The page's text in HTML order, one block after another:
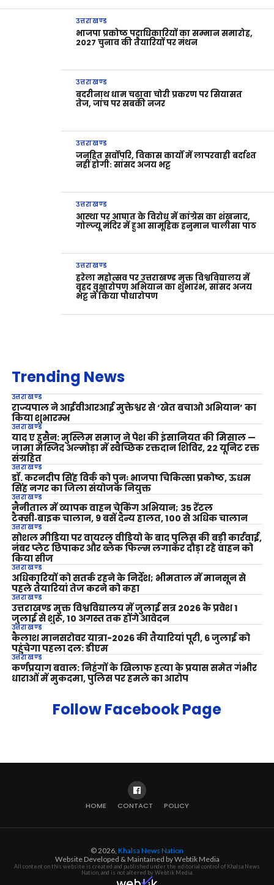
उत्तराखण्ड
भाजपा प्रकोष्ठ पदाधिकारियों का सम्मान समारोह,
2027 चुनाव की तैयारियों पर मंथन
उत्तराखण्ड
बदरीनाथ धाम चढ़ावा चोरी प्रकरण पर सियासत
तेज, जांच पर सबकी नजर
उत्तराखण्ड
जनहित सर्वोपरि, विकास कार्यों में लापरवाही बर्दाश्त
नहीं होगी: सांसद अजय भट्ट
उत्तराखण्ड
आस्था पर आघात के विरोध में कांग्रेस का शंखनाद,
गोल्ज्यू मंदिर में हुआ सामूहिक हनुमान चालीसा पाठ
उत्तराखण्ड
हरेला महोत्सव पर उत्तराखण्ड मुक्त विश्वविद्यालय में
वृहद वृक्षारोपण अभियान का शुभारंभ, सांसद अजय
भट्ट ने किया पौधारोपण
Trending News
उत्तराखण्ड
राज्यपाल ने आईवीआरआई मुक्तेश्वर से ‘खेत बचाओ अभियान’ का
किया शुभारम्भ
उत्तराखण्ड
याद ए हुसैन: मुस्लिम समाज ने पेश की इंसानियत की मिसाल —
जामा मस्जिद अल्मोड़ा में स्वैच्छिक रक्तदान शिविर, 22 यूनिट रक्त
संग्रहित
उत्तराखण्ड
डॉ. करनदीप सिंह विर्क को पुनः भाजपा चिकित्सा प्रकोष्ठ, ऊधम
सिंह नगर का जिला संयोजक नियुक्त
उत्तराखण्ड
नैनीताल में व्यापक वाहन चेकिंग अभियान; 35 रेंटल
टैक्सी‑बाइक चालान, 9 बसें दैन्य हालत, 100 से अधिक चालान
उत्तराखण्ड
सोशल मीडिया पर वायरल वीडियो के बाद पुलिस की बड़ी कार्रवाई,
नंबर प्लेट छिपाकर और ब्लैक फिल्म लगाकर दौड़ा रहे वाहन को
किया सीज
उत्तराखण्ड
अधिकारियों को सतर्क रहने के निर्देश; भीमताल में मानसून से
पहले तैयारियां तेज करने को कहा
उत्तराखण्ड
उत्तराखण्ड मुक्त विश्वविद्यालय में जुलाई सत्र 2026 के प्रवेश 1
जुलाई से शुरू, 10 अगस्त तक होंगे आवेदन
उत्तराखण्ड
कैलाश मानसरोवर यात्रा-2026 की तैयारियां पूरी, 6 जुलाई को
पहुंचेगा पहला दल: डीएम
उत्तराखण्ड
कर्णप्रयाग बवाल: निहंगों के खिलाफ हत्या के प्रयास समेत गंभीर
धाराओं में मुकदमा, पुलिस पर हमले का आरोप
Follow Facebook Page
HOME CONTACT POLICY
© 2026, Khalsa News Nation
Website Developed & Maintained by Webtik Media
All content on this website is created and published under the editorial control of Khalsa News
Nation, and is not altered by Webtik Media.